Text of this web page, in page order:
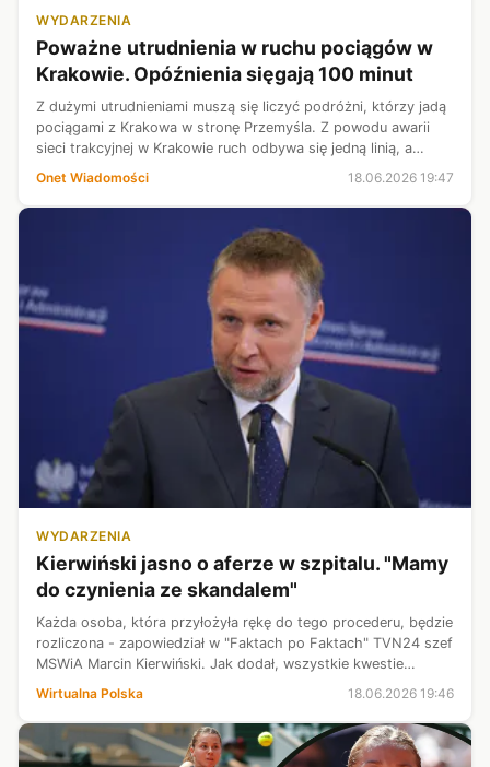
WYDARZENIA
Poważne utrudnienia w ruchu pociągów w
Krakowie. Opóźnienia sięgają 100 minut
Z dużymi utrudnieniami muszą się liczyć podróżni, którzy jadą
pociągami z Krakowa w stronę Przemyśla. Z powodu awarii
sieci trakcyjnej w Krakowie ruch odbywa się jedną linią, a
opóźnienia są bardzo duże.
Onet Wiadomości 18.06.2026 19:47
WYDARZENIA
Kierwiński jasno o aferze w szpitalu. "Mamy
do czynienia ze skandalem"
Każda osoba, która przyłożyła rękę do tego procederu, będzie
rozliczona - zapowiedział w "Faktach po Faktach" TVN24 szef
MSWiA Marcin Kierwiński. Jak dodał, wszystkie kwestie
dotyczące tego, w jaki sposób Dawid Kacprzyk zarobił tak
Wirtualna Polska 18.06.2026 19:46